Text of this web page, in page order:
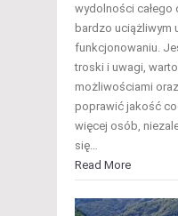
wydolności całego
bardzo uciążliwym
funkcjonowaniu.
troski i uwagi,
możliwościami
poprawić jakość
więcej osób,
się…
Read More